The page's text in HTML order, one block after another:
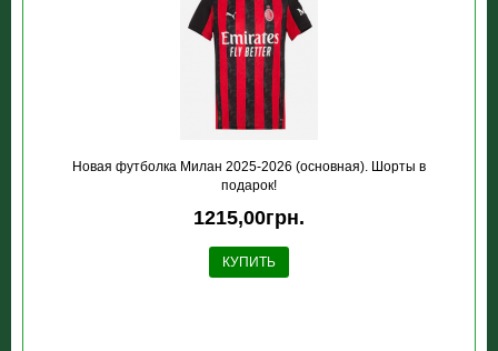
Новая футболка Милан 2025-2026 (основная). Шорты в
подарок!
1215,00грн.
КУПИТЬ